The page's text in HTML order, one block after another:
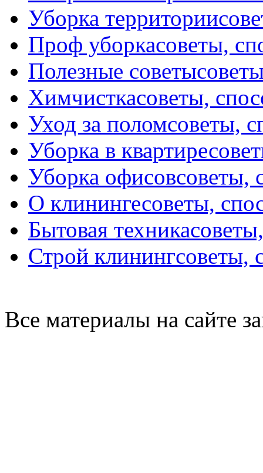
Уборка территории
Проф уборкасоветы,
Полезные советы
Химчисткасоветы,
Уход за поломсоветы,
Уборка в квартире
Уборка офисовсоветы,
О клинингесоветы,
Бытовая техника
Строй клинингсоветы,
Все материалы на сайте